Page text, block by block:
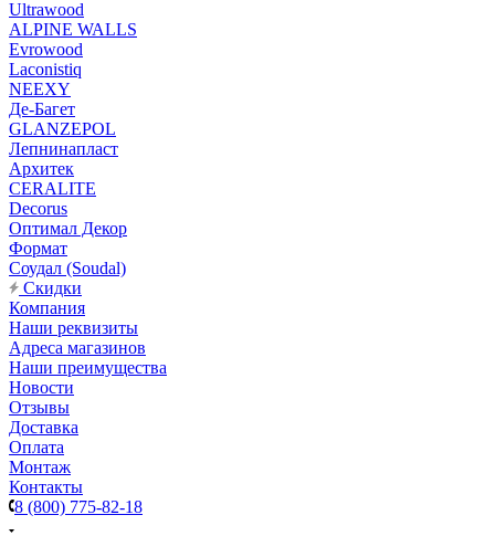
Ultrawood
ALPINE WALLS
Evrowood
Laconistiq
NEEXY
Де-Багет
GLANZEPOL
Лепнинапласт
Архитек
CERALITE
Decorus
Оптимал Декор
Формат
Соудал (Soudal)
Скидки
Компания
Наши реквизиты
Адреса магазинов
Наши преимущества
Новости
Отзывы
Доставка
Оплата
Монтаж
Контакты
8 (800) 775-82-18